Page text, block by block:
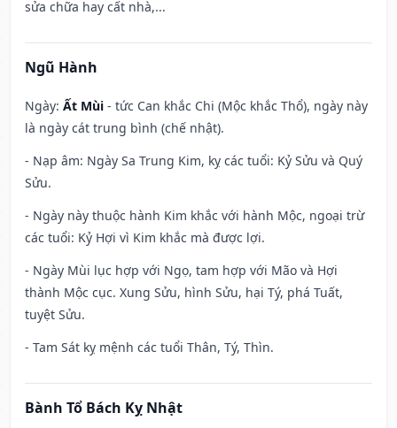
sửa chữa hay cất nhà,...
Ngũ Hành
Ngày: Ất Mùi - tức Can khắc Chi (Mộc khắc Thổ), ngày này
là ngày cát trung bình (chế nhật).
- Nạp âm: Ngày Sa Trung Kim, kỵ các tuổi: Kỷ Sửu và Quý
Sửu.
- Ngày này thuộc hành Kim khắc với hành Mộc, ngoại trừ
các tuổi: Kỷ Hợi vì Kim khắc mà được lợi.
- Ngày Mùi lục hợp với Ngọ, tam hợp với Mão và Hợi
thành Mộc cục. Xung Sửu, hình Sửu, hại Tý, phá Tuất,
tuyệt Sửu.
- Tam Sát kỵ mệnh các tuổi Thân, Tý, Thìn.
Bành Tổ Bách Kỵ Nhật